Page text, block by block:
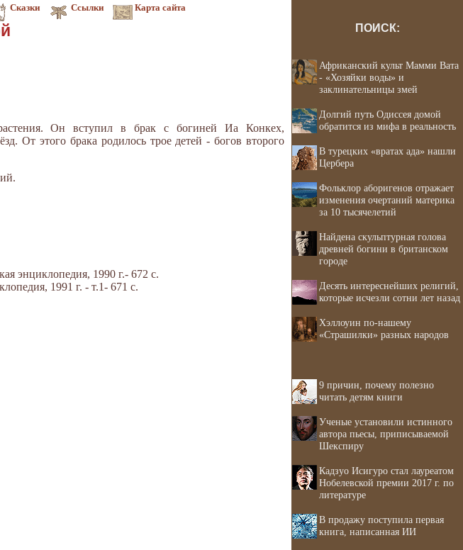
Сказки Ссылки Карта сайта
Он вступил в брак с богиней Иа Конкех,
От этого брака родилось трое детей - богов второго
энциклопедия, 1990 г.- 672 с.
1991 г. - т.1- 671 с.
ПОИСК:
Африканский культ Мамми Вата
- «Хозяйки воды» и
заклинательницы змей
Долгий путь Одиссея домой
обратится из мифа в реальность
В турецких «вратах ада» нашли
Цербера
Фольклор аборигенов отражает
изменения очертаний материка
за 10 тысячелетий
Найдена скульптурная голова
древней богини в британском
городе
Десять интереснейших религий,
которые исчезли сотни лет назад
Хэллоуин по-нашему
«Страшилки» разных народов
9 причин, почему полезно
читать детям книги
Ученые установили истинного
автора пьесы, приписываемой
Шекспиру
Кадзуо Исигуро стал лауреатом
Нобелевской премии 2017 г. по
литературе
В продажу поступила первая
книга, написанная ИИ